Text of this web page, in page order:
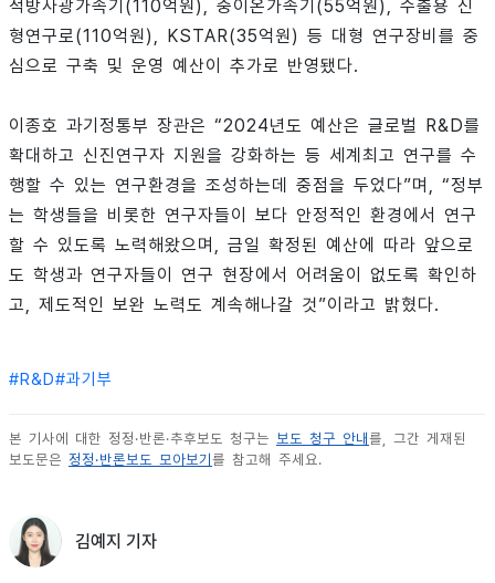
적방사광가속기(110억원), 중이온가속기(55억원), 수출용 신
형연구로(110억원), KSTAR(35억원) 등 대형 연구장비를 중
심으로 구축 및 운영 예산이 추가로 반영됐다.
이종호 과기정통부 장관은 “2024년도 예산은 글로벌 R&D를
확대하고 신진연구자 지원을 강화하는 등 세계최고 연구를 수
행할 수 있는 연구환경을 조성하는데 중점을 두었다”며, “정부
는 학생들을 비롯한 연구자들이 보다 안정적인 환경에서 연구
할 수 있도록 노력해왔으며, 금일 확정된 예산에 따라 앞으로
도 학생과 연구자들이 연구 현장에서 어려움이 없도록 확인하
고, 제도적인 보완 노력도 계속해나갈 것”이라고 밝혔다.
#R&D#과기부
본 기사에 대한 정정·반론·추후보도 청구는 보도 청구 안내 를, 그간 게재된
보도문은 정정·반론보도 모아보기 를 참고해 주세요.
김예지 기자